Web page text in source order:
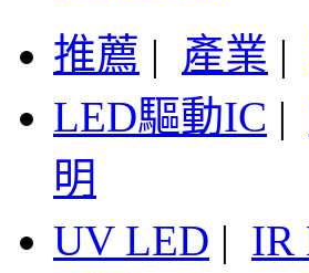
推薦 | 產業 |
LED驅動IC |
明
UV LED | IR